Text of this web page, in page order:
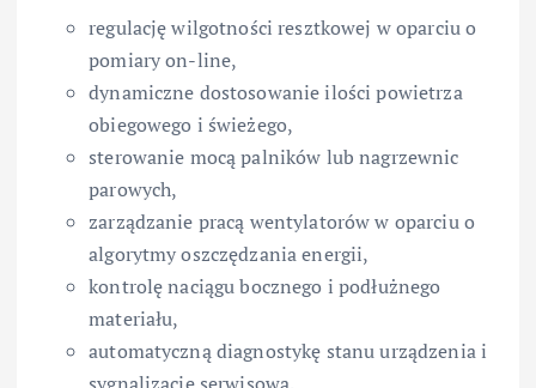
regulację wilgotności resztkowej w oparciu o
pomiary on-line,
dynamiczne dostosowanie ilości powietrza
obiegowego i świeżego,
sterowanie mocą palników lub nagrzewnic
parowych,
zarządzanie pracą wentylatorów w oparciu o
algorytmy oszczędzania energii,
kontrolę naciągu bocznego i podłużnego
materiału,
automatyczną diagnostykę stanu urządzenia i